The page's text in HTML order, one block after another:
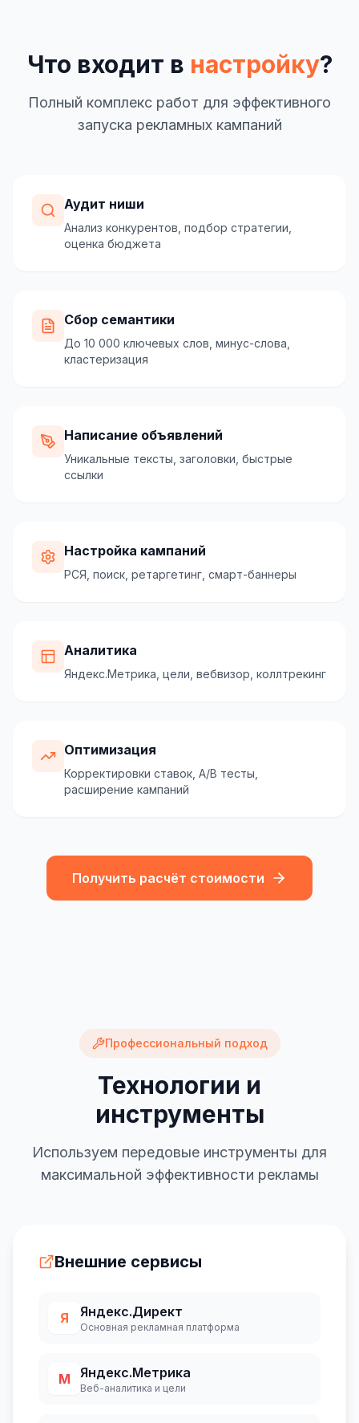
Что входит в настройку?
Полный комплекс работ для эффективного
запуска рекламных кампаний
Аудит ниши
Анализ конкурентов, подбор стратегии,
оценка бюджета
Сбор семантики
До 10 000 ключевых слов, минус-слова,
кластеризация
Написание объявлений
Уникальные тексты, заголовки, быстрые
ссылки
Настройка кампаний
РСЯ, поиск, ретаргетинг, смарт-баннеры
Аналитика
Яндекс.Метрика, цели, вебвизор, коллтрекинг
Оптимизация
Корректировки ставок, A/B тесты,
расширение кампаний
Получить расчёт стоимости
Профессиональный подход
Технологии и
инструменты
Используем передовые инструменты для
максимальной эффективности рекламы
Внешние сервисы
Я Яндекс.Директ
Основная рекламная платформа
М Яндекс.Метрика
Веб-аналитика и цели